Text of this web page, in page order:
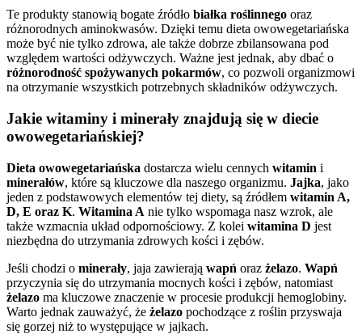
Te produkty stanowią bogate źródło białka roślinnego oraz
różnorodnych aminokwasów. Dzięki temu dieta owowegetariańska
może być nie tylko zdrowa, ale także dobrze zbilansowana pod
względem wartości odżywczych. Ważne jest jednak, aby dbać o
różnorodność spożywanych pokarmów, co pozwoli organizmowi
na otrzymanie wszystkich potrzebnych składników odżywczych.
Jakie witaminy i minerały znajdują się w diecie
owowegetariańskiej?
Dieta owowegetariańska dostarcza wielu cennych witamin i
minerałów, które są kluczowe dla naszego organizmu. Jajka, jako
jeden z podstawowych elementów tej diety, są źródłem witamin A,
D, E oraz K. Witamina A nie tylko wspomaga nasz wzrok, ale
także wzmacnia układ odpornościowy. Z kolei witamina D jest
niezbędna do utrzymania zdrowych kości i zębów.
Jeśli chodzi o minerały, jaja zawierają wapń oraz żelazo. Wapń
przyczynia się do utrzymania mocnych kości i zębów, natomiast
żelazo ma kluczowe znaczenie w procesie produkcji hemoglobiny.
Warto jednak zauważyć, że żelazo pochodzące z roślin przyswaja
się gorzej niż to występujące w jajkach.